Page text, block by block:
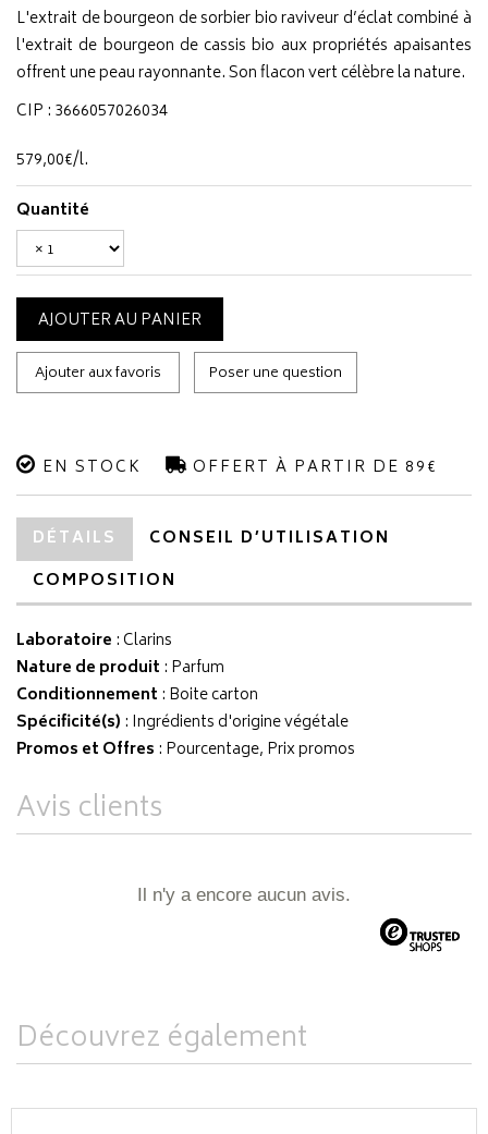
L'extrait de bourgeon de sorbier bio raviveur d’éclat combiné à
l'extrait de bourgeon de cassis bio aux propriétés apaisantes
offrent une peau rayonnante. Son flacon vert célèbre la nature.
CIP : 3666057026034
579,00€/l.
Quantité
AJOUTER AU PANIER
Ajouter aux favoris Poser une question
EN STOCK OFFERT À PARTIR DE 89€
DÉTAILS
CONSEIL D’UTILISATION
COMPOSITION
Laboratoire :Clarins
Nature de produit : Parfum
Conditionnement : Boite carton
Spécificité(s) : Ingrédients d'origine végétale
Promos et Offres : Pourcentage, Prix promos
Avis clients
Il n'y a encore aucun avis.
Découvrez également